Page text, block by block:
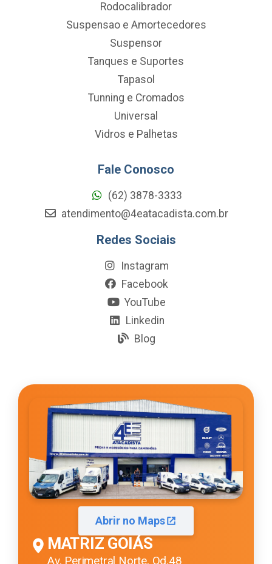
Rodocalibrador
Suspensao e Amortecedores
Suspensor
Tanques e Suportes
Tapasol
Tunning e Cromados
Universal
Vidros e Palhetas
Fale Conosco
(62) 3878-3333
atendimento@4eatacadista.com.br
Redes Sociais
Instagram
Facebook
YouTube
Linkedin
Blog
Abrir no Maps
MATRIZ GOIÁS
Av. Perimetral Norte, Qd.48